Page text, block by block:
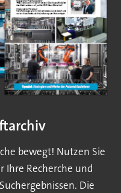
bewegt! Nutzen Sie
Ihre Recherche und
Die